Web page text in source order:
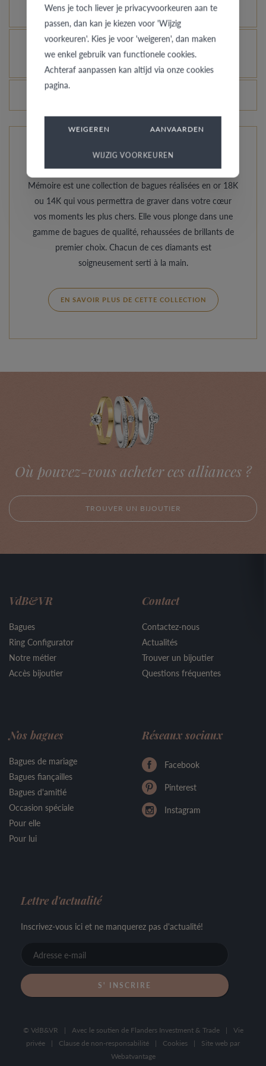
plus brillante, c’est possible ?
Comment éviter que l’or blanc rhodié ne prenne
une couleur champagne ?
Les bagues de Mémoire
Mémoire est une collection de bagues réalisées en or 18K
ou 14K qui vous permettra de graver dans votre cœur
vos moments les plus chers. Elle vous plonge dans une
gamme de bagues de qualité, rehaussées de brillants de
premier choix. Chacun de ces diamants est
soigneusement serti à la main.
EN SAVOIR PLUS DE CETTE COLLECTION
Où pouvez-vous acheter ces alliances ?
TROUVER UN BIJOUTIER
Wens je toch liever je privacyvoorkeuren aan te
passen, dan kan je kiezen voor 'Wijzig
voorkeuren'. Kies je voor 'weigeren', dan maken
we enkel gebruik van functionele cookies.
Achteraf aanpassen kan altijd via onze cookies
pagina.
WEIGEREN AANVAARDEN
WIJZIG VOORKEUREN
VdB&VR
Bagues
Ring Configurator
Notre métier
Accès bijoutier
Contact
Contactez-nous
Actualités
Trouver un bijoutier
Questions fréquentes
Nos bagues
Bagues de mariage
Bagues fiançailles
Bagues d'amitié
Occasion spéciale
Pour elle
Pour lui
Réseaux sociaux
Facebook
Pinterest
Instagram
Lettre d'actualité
Inscrivez-vous ici et ne manquerez pas d'actualité!
mail
© VdB&VR | Avec le soutien de Flanders Investment & Trade |
Vie
privée
| Clause de non-responsabilité | Cookies |
Site web par
Webatvantage